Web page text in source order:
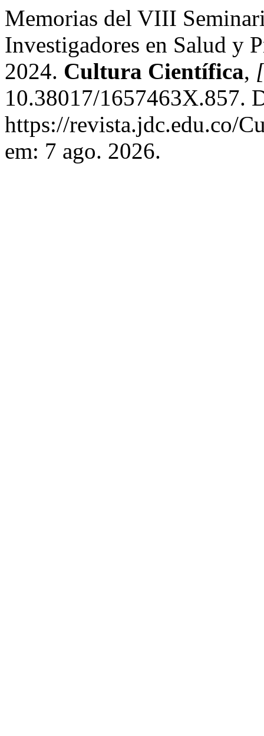
Memorias del VIII
Investigadores en Salud y
2024. Cultura Científica,
10.38017/1657463X.857.
https://revista.jdc.edu.co/
em: 7 ago. 2026.